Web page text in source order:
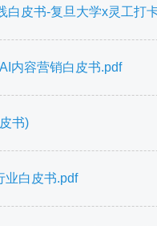
白皮书-复旦大学x灵工打
内容营销白皮书.pdf
书)
业白皮书.pdf